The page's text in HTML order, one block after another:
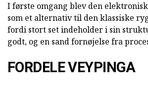
I første omgang blev den
som et alternativ til den klassiske
fordi stort set indeholder i sin
godt, og en sand fornøjelse fra
FORDELE VEYPINGA